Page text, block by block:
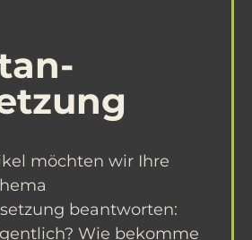
möchten wir Ihre
beantworten:
Wie bekomme